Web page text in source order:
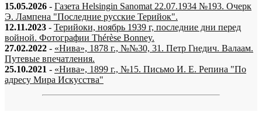
15.05.2026 - Газета Helsingin Sanomat 22.07.1934 №193. Очерк
Э. Лампена "Последние русские Терийок".
12.11.2023 - Терийоки, ноябрь 1939 г, последние дни перед
войной. Фотографии Thérèse Bonney.
27.02.2022 - «Нива», 1878 г., №№30, 31. Петр Гнедич. Валаам.
Путевые впечатления.
25.10.2021 - «Нива», 1899 г., №15. Письмо И. Е. Репина "По
адресу Мира Искусства"